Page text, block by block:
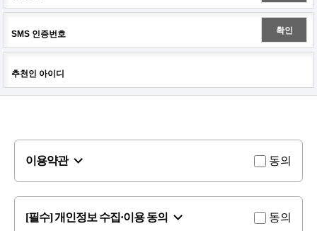
SMS 인증번호 확인
추천인 아이디
이용약관 동의
[필수] 개인정보 수집·이용 동의 동의